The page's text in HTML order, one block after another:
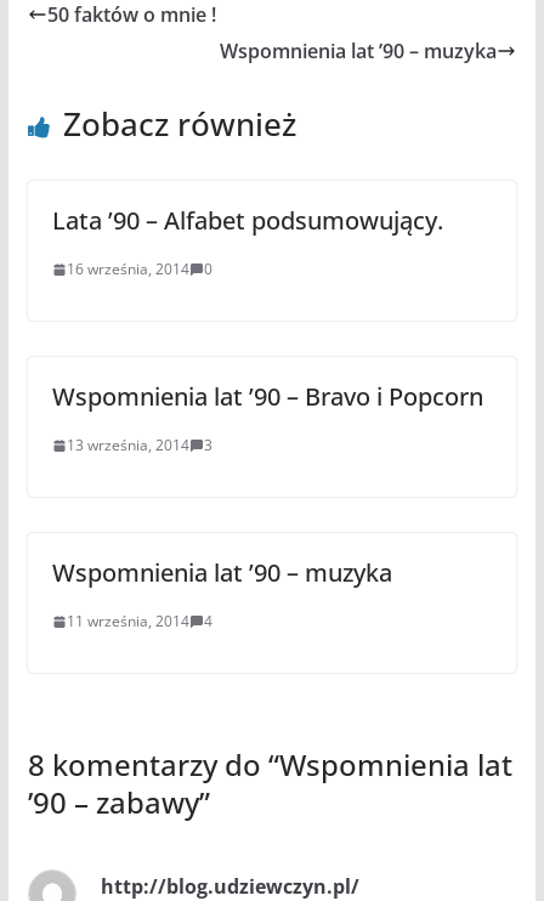
50 faktów o mnie !
Wspomnienia lat ’90 – muzyka
Zobacz również
Lata ’90 – Alfabet podsumowujący.
16 września, 2014 0
Wspomnienia lat ’90 – Bravo i Popcorn
13 września, 2014 3
Wspomnienia lat ’90 – muzyka
11 września, 2014 4
8 komentarzy do “Wspomnienia lat
’90 – zabawy”
http://blog.udziewczyn.pl/